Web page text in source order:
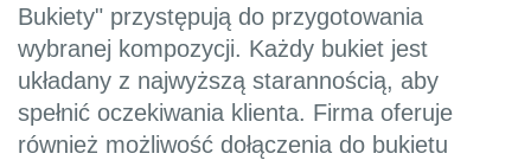
Bukiety" przystępują do przygotowania
wybranej kompozycji. Każdy bukiet jest
układany z najwyższą starannością, aby
spełnić oczekiwania klienta. Firma oferuje
również możliwość dołączenia do bukietu